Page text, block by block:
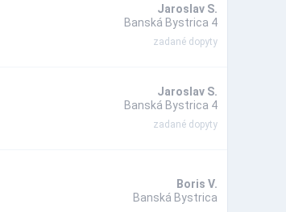
Jaroslav S.
Banská Bystrica 4
zadané dopyty
Jaroslav S.
Banská Bystrica 4
zadané dopyty
Boris V.
Banská Bystrica